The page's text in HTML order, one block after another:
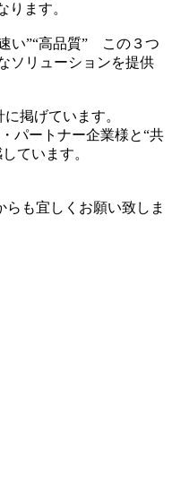
ります。
い”“高品質” この３つ
ソリューションを提供
掲げています。
パートナー企業様と“共
ています。
も宜しくお願い致しま